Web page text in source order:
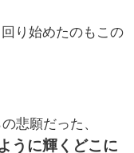
り始めたのもこの
悲願だった、
うに輝くどこに